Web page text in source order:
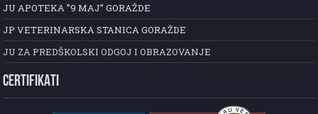
JU APOTEKA ”9 MAJ” GORAŽDE
JP VETERINARSKA STANICA GORAŽDE
JU ZA PREDŠKOLSKI ODGOJ I OBRAZOVANJE
CERTIFIKATI